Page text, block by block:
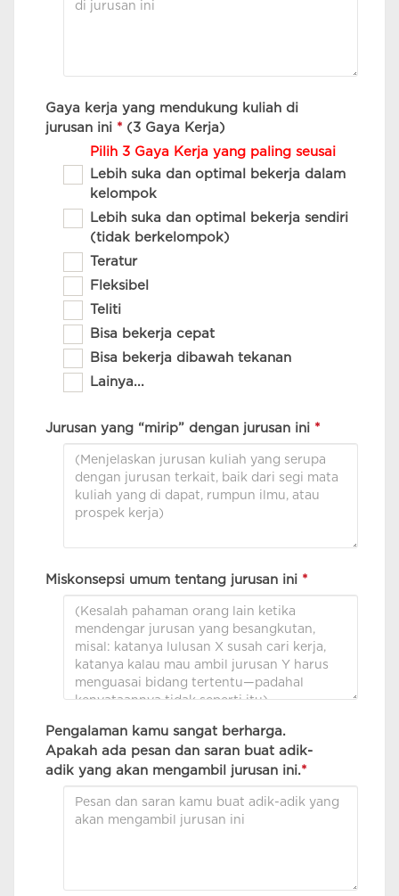
Gaya kerja yang mendukung kuliah di
jurusan ini * (3 Gaya Kerja)
Pilih 3 Gaya Kerja yang paling seusai
Lebih suka dan optimal bekerja dalam
kelompok
Lebih suka dan optimal bekerja sendiri
(tidak berkelompok)
Teratur
Fleksibel
Teliti
Bisa bekerja cepat
Bisa bekerja dibawah tekanan
Lainya...
Jurusan yang “mirip” dengan jurusan ini *
Miskonsepsi umum tentang jurusan ini *
Pengalaman kamu sangat berharga.
Apakah ada pesan dan saran buat adik-
adik yang akan mengambil jurusan ini.*